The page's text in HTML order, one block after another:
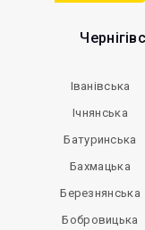
Іванівська
Ічнянська
Батуринська
Бахмацька
Березнянська
Бобровицька